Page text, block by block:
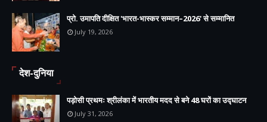
प्रो. उमापति दीक्षित 'भारत-भास्कर सम्मान–2026' से सम्मानित
July 19, 2026
देश-दुनिया
पड़ोसी प्रथमः श्रीलंका में भारतीय मदद से बने 48 घरों का उद्घाटन
July 31, 2026